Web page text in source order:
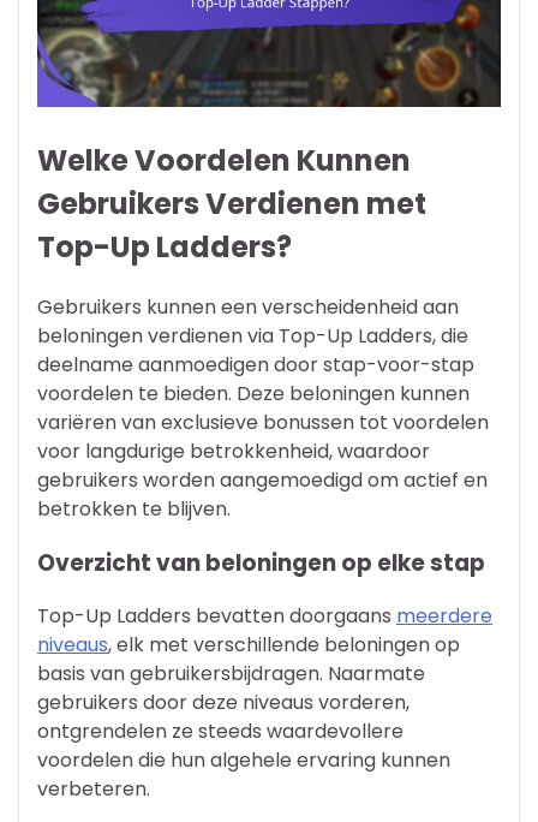
Welke Voordelen Kunnen
Gebruikers Verdienen met
Top-Up Ladders?
Gebruikers kunnen een verscheidenheid aan
beloningen verdienen via Top-Up Ladders, die
deelname aanmoedigen door stap-voor-stap
voordelen te bieden. Deze beloningen kunnen
variëren van exclusieve bonussen tot voordelen
voor langdurige betrokkenheid, waardoor
gebruikers worden aangemoedigd om actief en
betrokken te blijven.
Overzicht van beloningen op elke stap
Top-Up Ladders bevatten doorgaans meerdere
niveaus, elk met verschillende beloningen op
basis van gebruikersbijdragen. Naarmate
gebruikers door deze niveaus vorderen,
ontgrendelen ze steeds waardevollere
voordelen die hun algehele ervaring kunnen
verbeteren.